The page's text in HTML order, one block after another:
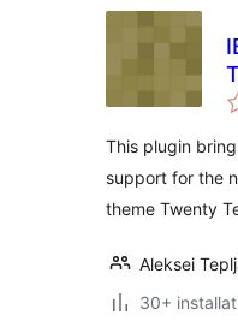
This plugin
support for the
theme Twenty
Aleksei
30+